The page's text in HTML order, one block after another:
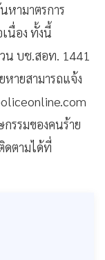
หามาตรการ
นื่อง ทั้งนี้
น บช.สอท. 1441
ายสามารถแจ้ง
รรมของคนร้าย
ดตามได้ที่